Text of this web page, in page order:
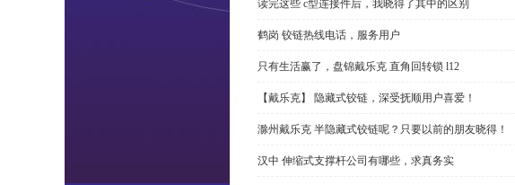
读完这些 c型连接件后，我晓得了其中的区别
鹤岗 铰链热线电话，服务用户
只有生活赢了，盘锦戴乐克 直角回转锁 l12
【戴乐克】 隐藏式铰链，深受抚顺用户喜爱！
滁州戴乐克 半隐藏式铰链呢？只要以前的朋友晓得！
汉中 伸缩式支撑杆公司有哪些，求真务实